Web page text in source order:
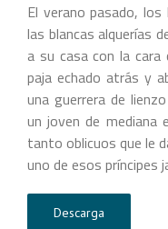
El verano pasado,
las blancas alquerías
a su casa con la
paja echado atrás y
una guerrera de
un joven de mediana
tanto oblicuos que le
uno de esos príncipes
Descarga